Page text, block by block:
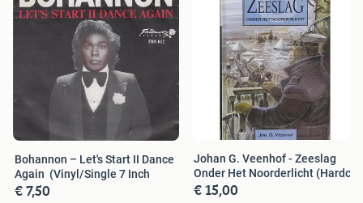
Bohannon – Let's Start II Dance
Again (Vinyl/Single 7 Inch
€ 7,50
Johan G. Veenhof - Zeeslag
Onder Het Noorderlicht (Hardc
€ 15,00